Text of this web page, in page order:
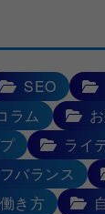
SEO
ラム
ライ
バランス
き方